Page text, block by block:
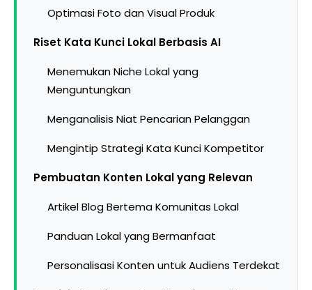
Optimasi Foto dan Visual Produk
Riset Kata Kunci Lokal Berbasis AI
Menemukan Niche Lokal yang
Menguntungkan
Menganalisis Niat Pencarian Pelanggan
Mengintip Strategi Kata Kunci Kompetitor
Pembuatan Konten Lokal yang Relevan
Artikel Blog Bertema Komunitas Lokal
Panduan Lokal yang Bermanfaat
Personalisasi Konten untuk Audiens Terdekat